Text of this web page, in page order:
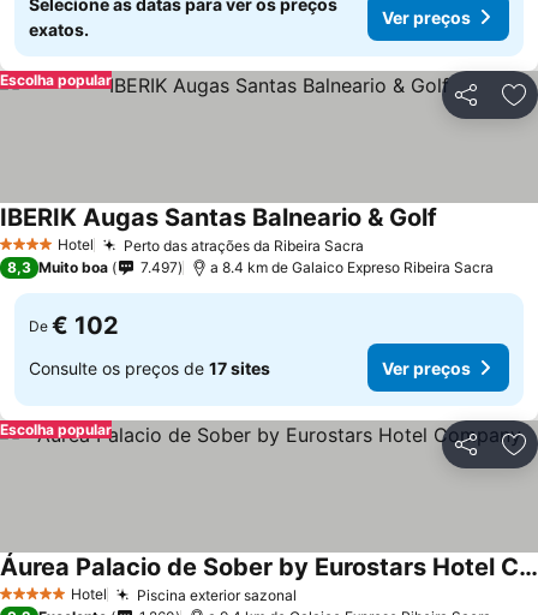
Selecione as datas para ver os preços
exatos.
Ver preços
Partilhar
Escolha popular
4 EstrelasHotel Perto das atrações da Ribeira Sacra
IBERIK Augas Santas Balneario & Golf
8,3 Muito boa 7.497 a 8.4 km de Galaico Expreso Ribeira Sacra
De € 102
Consulte os preços de 17 sites Ver preços
Partilhar
Escolha popular
5 Estrelas Hotel Piscina exterior sazonal
Áurea Palacio de Sober by Eurostars Hotel Company